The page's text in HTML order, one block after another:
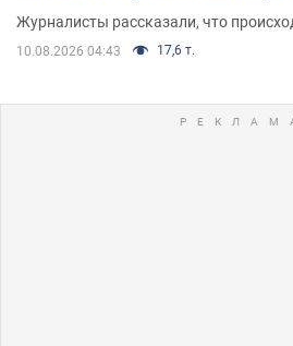
Журналисты рассказали, что
10.08.2026 04:43 17,6 т.